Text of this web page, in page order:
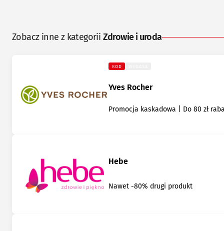
Zobacz inne z kategorii Zdrowie i uroda
KOD
Yves Rocher
Promocja kaskadowa | Do 80 zł
Hebe
Nawet -80% drugi produkt